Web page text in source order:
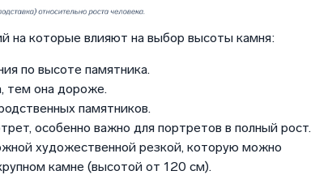
на которые влияют на выбор высоты камня:
по высоте памятника.
тем она дороже.
памятников.
особенно важно для портретов в полный рост.
художественной резкой, которую можно
камне (высотой от 120 см).